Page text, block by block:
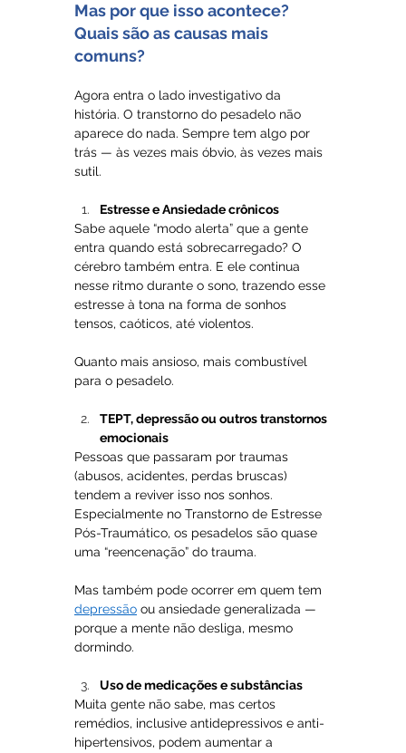
Mas por que isso acontece?
Quais são as causas mais
comuns?
Agora entra o lado investigativo da
história. O transtorno do pesadelo não
aparece do nada. Sempre tem algo por
trás — às vezes mais óbvio, às vezes mais
sutil.
Estresse e Ansiedade crônicos
Sabe aquele “modo alerta” que a gente
entra quando está sobrecarregado? O
cérebro também entra. E ele continua
nesse ritmo durante o sono, trazendo esse
estresse à tona na forma de sonhos
tensos, caóticos, até violentos.
Quanto mais ansioso, mais combustível
para o pesadelo.
TEPT, depressão ou outros transtornos
emocionais
Pessoas que passaram por traumas
(abusos, acidentes, perdas bruscas)
tendem a reviver isso nos sonhos.
Especialmente no Transtorno de Estresse
Pós-Traumático, os pesadelos são quase
uma “reencenação” do trauma.
Mas também pode ocorrer em quem tem
depressão ou ansiedade generalizada —
porque a mente não desliga, mesmo
dormindo.
Uso de medicações e substâncias
Muita gente não sabe, mas certos
remédios, inclusive antidepressivos e anti-
hipertensivos, podem aumentar a